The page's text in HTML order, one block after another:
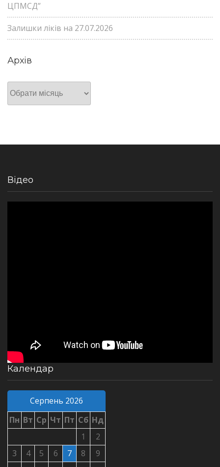
ЦПМСД”
Залишки ліків на 27.07.2026
Архів
Архів
Відео
Календар
Серпень 2026
Пн Вт Ср Чт Пт Сб Нд
1
2
3
4 5 6 7 8
9